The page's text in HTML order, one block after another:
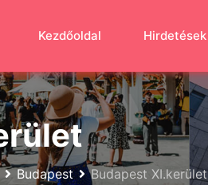
Kezdőoldal Hirdetések
Budapest Budapest XI.kerület